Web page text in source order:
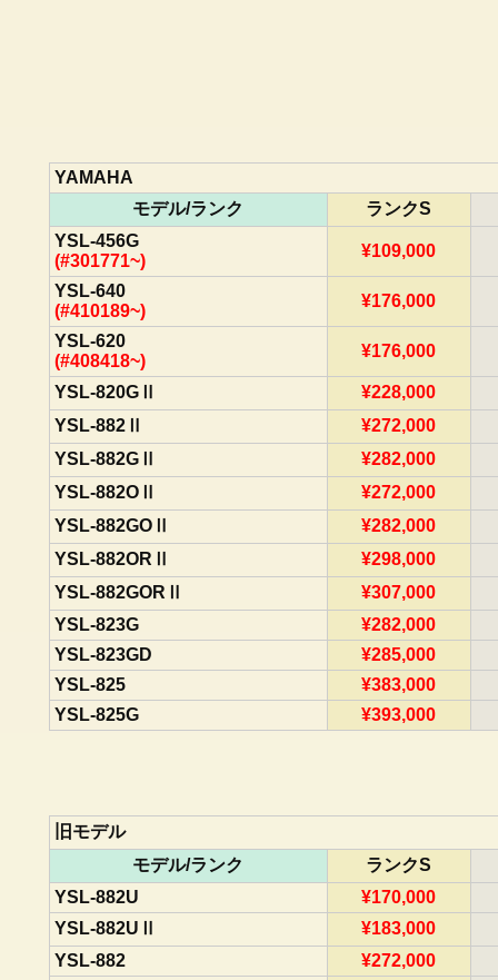
YAMAHA
モデル/ランク
ランクS
YSL-456G
(#301771~)
¥109,000
YSL-640
(#410189~)
¥176,000
YSL-620
(#408418~)
¥176,000
YSL-820GⅡ
¥228,000
YSL-882Ⅱ
¥272,000
YSL-882GⅡ
¥282,000
YSL-882OⅡ
¥272,000
YSL-882GOⅡ
¥282,000
YSL-882ORⅡ
¥298,000
YSL-882GORⅡ
¥307,000
YSL-823G
¥282,000
YSL-823GD
¥285,000
YSL-825
¥383,000
YSL-825G
¥393,000
旧モデル
モデル/ランク
ランクS
YSL-882U
¥170,000
YSL-882UⅡ
¥183,000
YSL-882
¥272,000